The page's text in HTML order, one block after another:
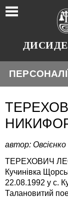
автор:
ТЕРЕХОВИЧ
Кучинівка
22.08.1992 у с.
Талановитий